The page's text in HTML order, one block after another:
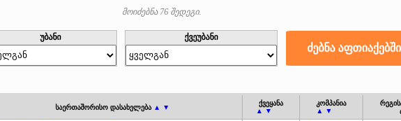
მოიძებნა 76 შედეგი.
უბანი ქვეუბანი
საერთაშორისო დასახელება ▲ ▼
ქვეყანა
▲ ▼
კომპანია
▲ ▼